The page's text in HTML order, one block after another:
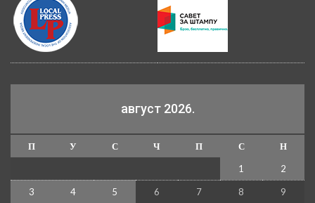
август 2026.
П У С Ч П С
Н
1
2
3 4 5 6 7 8 9